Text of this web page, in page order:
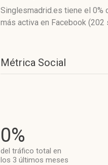
Singlesmadrid.es tiene el 0%
más activa en Facebook (202
Métrica Social
0%
del tráfico total en
los 3 últimos meses